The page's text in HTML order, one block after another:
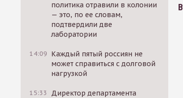
политика отравили в колонии
— это, по ее словам,
подтвердили две
лаборатории
14:09 Каждый пятый россиян не
может справиться с долговой
нагрузкой
15:33
Директор департамента